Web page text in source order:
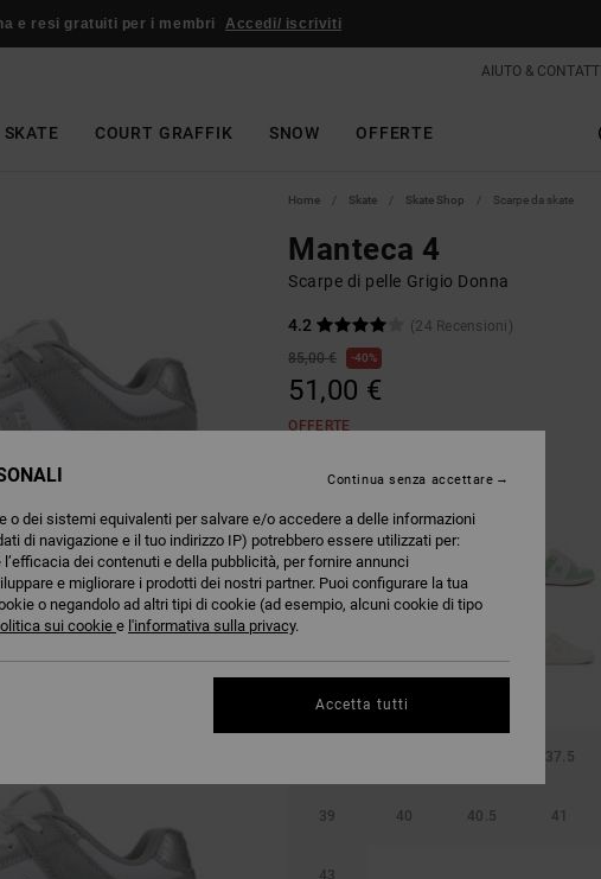
e resi gratuiti per i membri Accedi/ iscriviti
AIUTO & CONTATTI
SKATE COURT GRAFFIK SNOW OFFERTE
Home Skate Skate Shop Scarpe da skate
Manteca 4
Scarpe di pelle Grigio Donna
4.2
(24 Recensioni)
85,00 €
40%
51,00 €
OFFERTE
37.5
39 40 40.5 41
o dei sistemi equivalenti per salvare e/o accedere a delle informazioni
di navigazione e il tuo indirizzo IP) potrebbero essere utilizzati per:
dei contenuti e della pubblicità, per fornire annunci
e migliorare i prodotti dei nostri partner. Puoi configurare la tua
o negandolo ad altri tipi di cookie (ad esempio, alcuni cookie di tipo
sui cookie e l'informativa sulla privacy.
Continua senza accettare
Accetta tutti